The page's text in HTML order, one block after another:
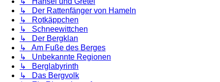
↳ Der Rattenfänger von Hameln
↳ Rotkäppchen
↳ Schneewittchen
↳ Der Bergklan
↳ Am Fuße des Berges
↳ Unbekannte Regionen
↳ Berglabyrinth
↳ Das Bergvolk